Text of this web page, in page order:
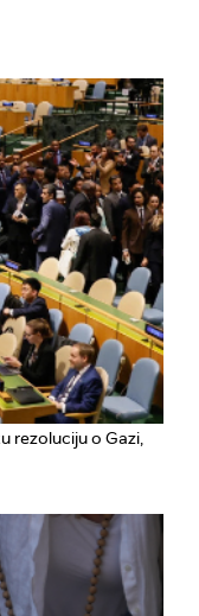
rezoluciju o Gazi,